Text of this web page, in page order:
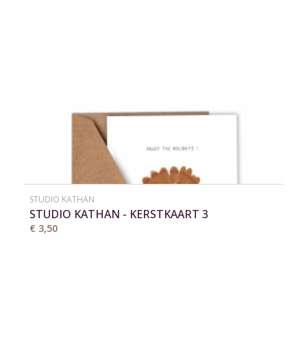
STUDIO KATHAN
STUDIO KATHAN - KERSTKAART 3
€ 3,50